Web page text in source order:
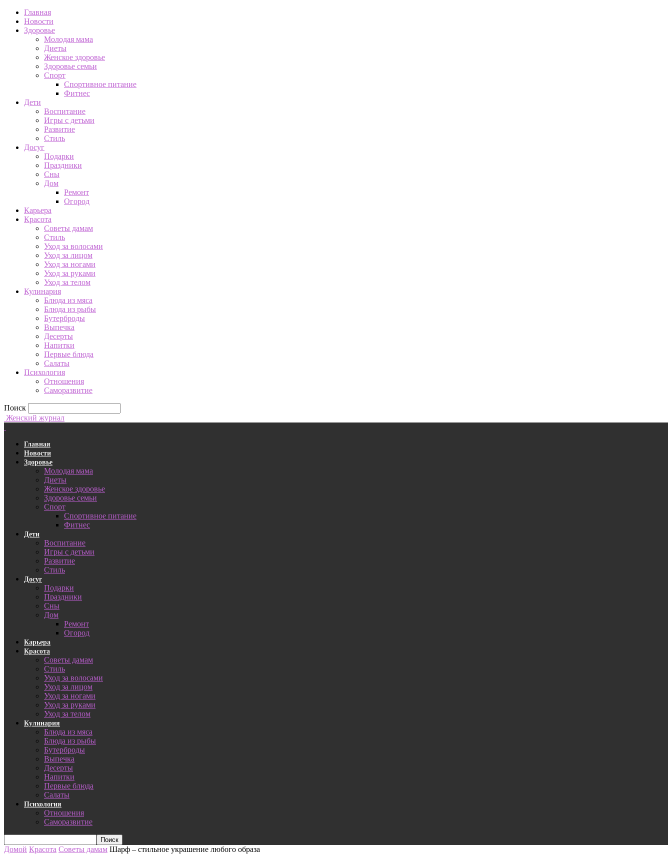
Главная
Новости
Здоровье
Молодая мама
Диеты
Женское здоровье
Здоровье семьи
Спорт
Спортивное питание
Фитнес
Дети
Воспитание
Игры с детьми
Развитие
Стиль
Досуг
Подарки
Праздники
Сны
Дом
Ремонт
Огород
Карьера
Красота
Советы дамам
Стиль
Уход за волосами
Уход за лицом
Уход за ногами
Уход за руками
Уход за телом
Кулинария
Блюда из мяса
Блюда из рыбы
Бутерброды
Выпечка
Десерты
Напитки
Первые блюда
Салаты
Психология
Отношения
Саморазвитие
Поиск
Женский журнал
Главная
Новости
Здоровье
Молодая мама
Диеты
Женское здоровье
Здоровье семьи
Спорт
Спортивное питание
Фитнес
Дети
Воспитание
Игры с детьми
Развитие
Стиль
Досуг
Подарки
Праздники
Сны
Дом
Ремонт
Огород
Карьера
Красота
Советы дамам
Стиль
Уход за волосами
Уход за лицом
Уход за ногами
Уход за руками
Уход за телом
Кулинария
Блюда из мяса
Блюда из рыбы
Бутерброды
Выпечка
Десерты
Напитки
Первые блюда
Салаты
Психология
Отношения
Саморазвитие
Домой Красота Советы дамам Шарф – стильное украшение любого образа